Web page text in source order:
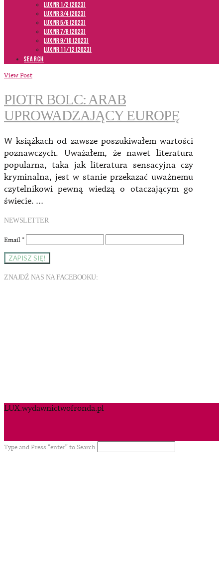
LUX NR 1/2 (2023)
LUX NR 3/4 (2023)
LUX NR 5/6 (2023)
LUX NR 7/8 (2023)
LUX NR 9/10 (2023)
LUX NR 11/12 (2023)
SEARCH
View Post
PIOTR BOLC: ARAB
UPROWADZAJĄCY EUROPĘ
W książkach od zawsze poszukiwałem wartości
poznawczych. Uważałem, że nawet literatura
popularna, taka jak literatura sensacyjna czy
kryminalna, jest w stanie przekazać uważnemu
czytelnikowi pewną wiedzą o otaczającym go
świecie. …
NEWSLETTER
Email*
ZNAJDŹ NAS NA FACEBOOKU:
LUX.wydawnictwofronda.pl
Type and Press “enter” to Search